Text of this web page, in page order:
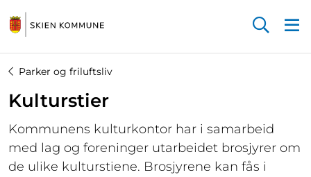
Parker og friluftsliv
Kulturstier
Kommunens kulturkontor har i samarbeid
med lag og foreninger utarbeidet brosjyrer om
de ulike kulturstiene. Brosjyrene kan fås i